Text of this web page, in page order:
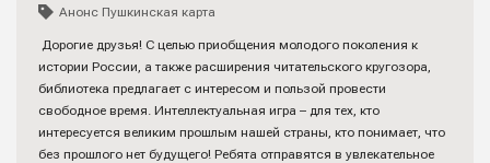
Анонс Пушкинская карта
Дорогие друзья! С целью приобщения молодого поколения к
истории России, а также расширения читательского кругозора,
библиотека предлагает с интересом и пользой провести
свободное время. Интеллектуальная игра – для тех, кто
интересуется великим прошлым нашей страны, кто понимает, что
без прошлого нет будущего! Ребята отправятся в увлекательное